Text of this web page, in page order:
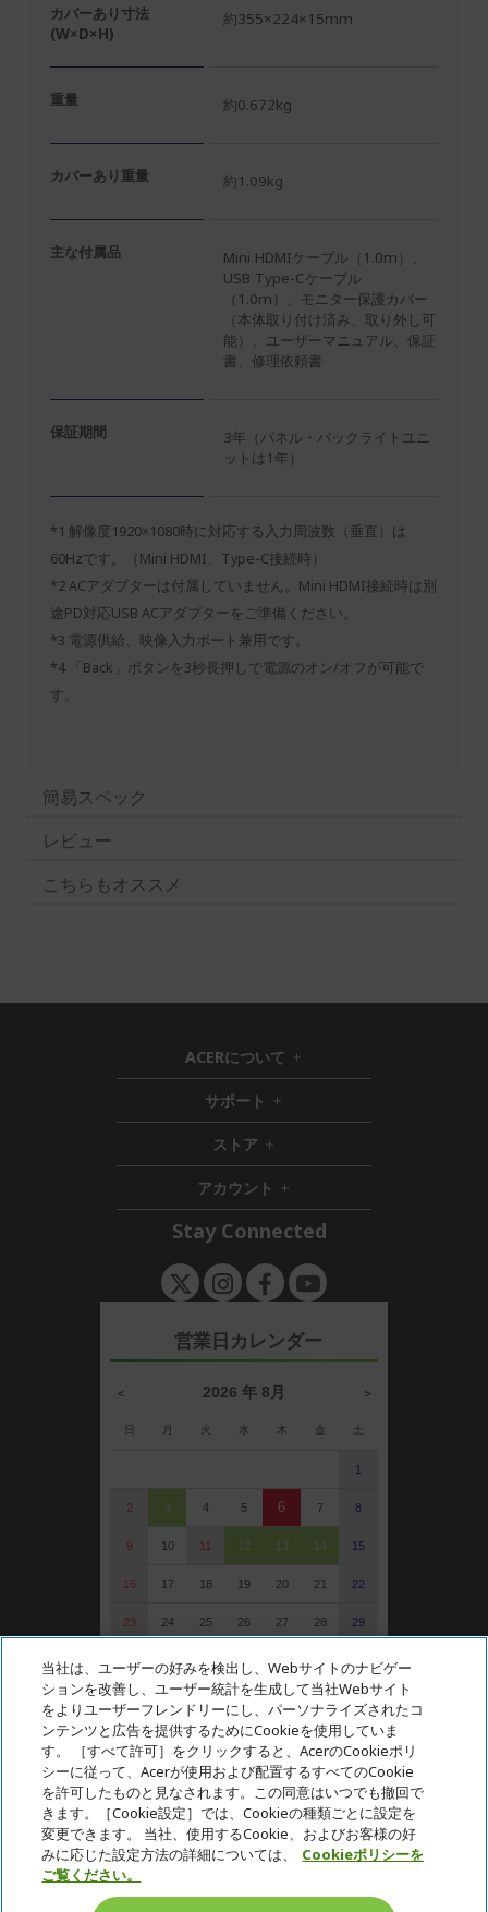
カバーあり寸法
(W×D×H)
約355×224×15mm
重量 約0.672kg
カバーあり重量 約1.09kg
主な付属品
Mini HDMIケーブル（1.0m）、
USB Type-Cケーブル
（1.0m）、モニター保護カバー
（本体取り付け済み、取り外し可
能）、ユーザーマニュアル、保証
書、修理依頼書
保証期間
3年（パネル・バックライトユニ
ットは1年）
*1 解像度1920×1080時に対応する入力周波数（垂直）は
60Hzです。（Mini HDMI、Type-C接続時）
*2 ACアダプターは付属していません。Mini HDMI接続時は別
途PD対応USB ACアダプターをご準備ください。
*3 電源供給、映像入力ポート兼用です。
*4 「Back」ボタンを3秒長押しで電源のオン/オフが可能で
す。
簡易スペック
レビュー
こちらもオススメ
ACERについて h
i
d
n
サポート
h
i
d
d
e
n
ストア h
i
d
d
e
アカウント
h
i
d
e
n
Stay Connected
営業日カレンダー
＞
＜ 2026 年 8月
日 月 火 水 木 金 土
1
2 3 4 5 6 7 8
9 10 11 12 13 14 15
16 17 18 19 20 21 22
23 24 25 26 27 28 29
30 31
: 定休日（受注可）
: 受注・お問い合わせのみ
Acer. All Rights Reserved.
当社は、ユーザーの好みを検出し、Webサイトのナビゲー
ションを改善し、ユーザー統計を生成して当社Webサイト
をよりユーザーフレンドリーにし、パーソナライズされたコ
ンテンツと広告を提供するためにCookieを使用していま
す。 ［すべて許可］をクリックすると、AcerのCookieポリ
シーに従って、Acerが使用および配置するすべてのCookie
を許可したものと見なされます。この同意はいつでも撤回で
きます。［Cookie設定］では、Cookieの種類ごとに設定を
変更できます。 当社、使用するCookie、およびお客様の好
みに応じた設定方法の詳細については、
Cookieポリシーを
ご覧ください。